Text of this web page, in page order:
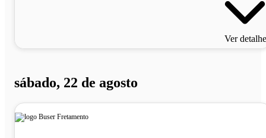
Ver
sábado, 22 de agosto